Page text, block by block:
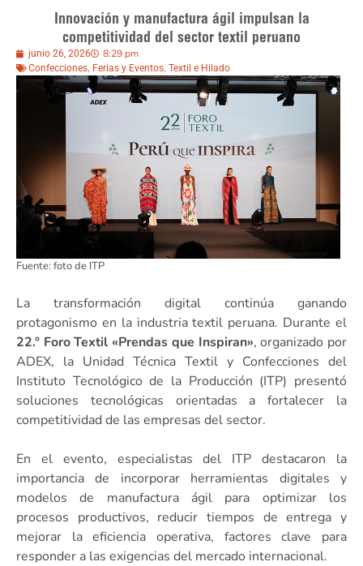
Innovación y manufactura ágil impulsan la
competitividad del sector textil peruano
junio 26, 2026 8:29 pm
Confecciones, Ferias y Eventos, Textil e Hilado
Fuente: foto de ITP
La transformación digital continúa ganando
protagonismo en la industria textil peruana. Durante el
22.° Foro Textil «Prendas que Inspiran», organizado por
ADEX, la Unidad Técnica Textil y Confecciones del
Instituto Tecnológico de la Producción (ITP) presentó
soluciones tecnológicas orientadas a fortalecer la
competitividad de las empresas del sector.
En el evento, especialistas del ITP destacaron la
importancia de incorporar herramientas digitales y
modelos de manufactura ágil para optimizar los
procesos productivos, reducir tiempos de entrega y
mejorar la eficiencia operativa, factores clave para
responder a las exigencias del mercado internacional.